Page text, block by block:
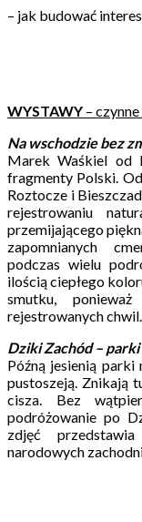
– jak budować
WYSTAWY –
Na wschodzie bez
Marek Waśkiel od
fragmenty Polski.
Roztocze i
rejestrowaniu
przemijającego
zapomnianych
podczas wielu
ilością ciepłego
smutku,
rejestrowanych chwil.
Dziki Zachód –
Późną jesienią parki
pustoszeją. Znikają
cisza. Bez
podróżowanie po
zdjęć
narodowych